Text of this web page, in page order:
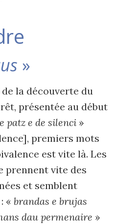
»
la découverte du
présentée au début
patz e de silenci »
premiers mots
est vite là. Les
prennent vite des
et semblent
« brandas e brujas
dau permenaire »